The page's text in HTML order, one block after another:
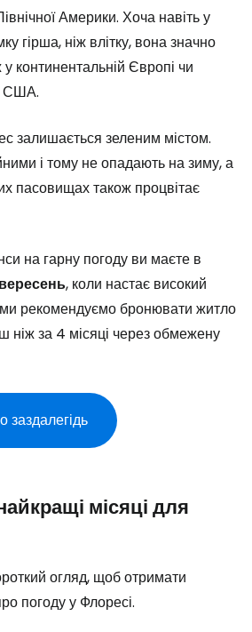
Америки. Хоча навіть у
гірша, ніж влітку, вона значно
континентальній Європі чи
США.
залишається зеленим містом.
і тому не опадають на зиму, а
пасовищах також процвітає
на гарну погоду ви маєте в
, коли настає високий
рекомендуємо бронювати житло
ніж за 4 місяці через обмежену
місяці для
огляд, щоб отримати
погоду у Флоресі.